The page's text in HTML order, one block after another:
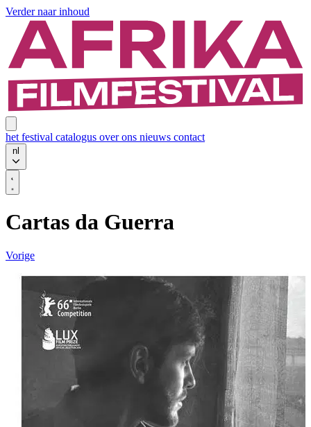
Verder naar inhoud
het festival catalogus over ons nieuws contact
nl
Cartas da Guerra
Vorige